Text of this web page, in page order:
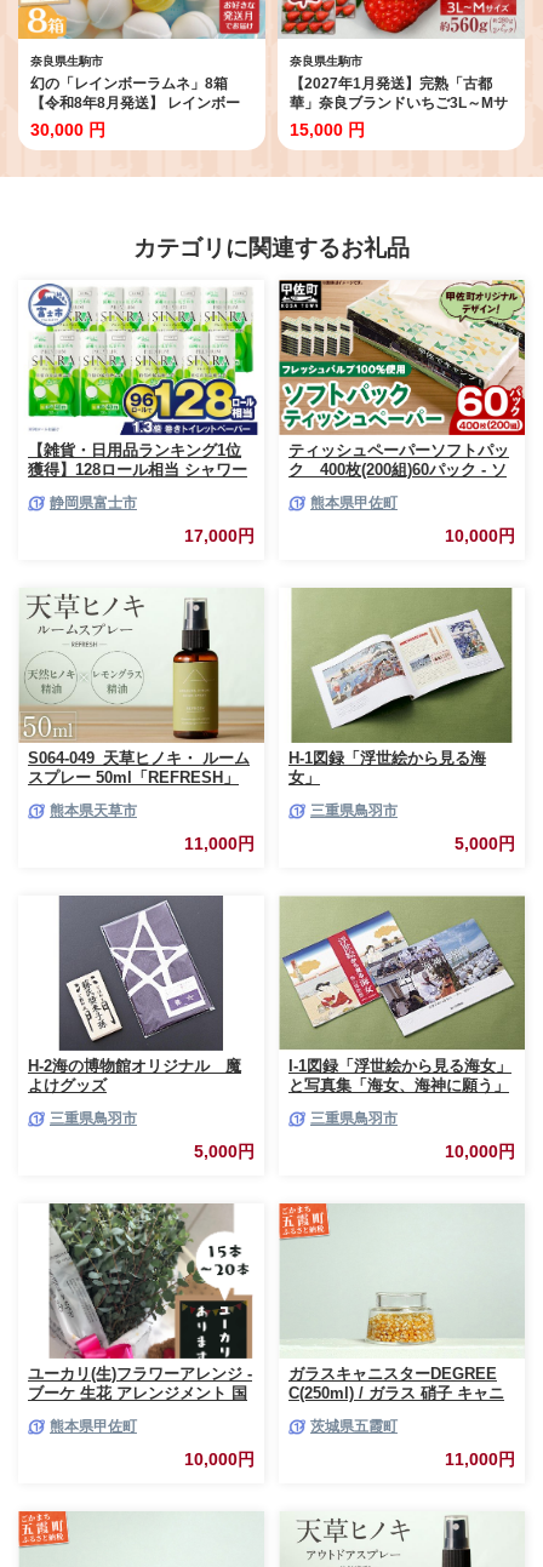
奈良県生駒市
幻の「レインボーラムネ」8箱
【令和8年8月発送】 レインボー
ラムネ 華やかな彩り インスタ映
え かわいい ラムネ 幻 ギフト 大人
数量限定 国産 製菓 菓子 やみつき
30,000 円
奈良県生駒市
【2027年1月発送】完熟「古都
華」奈良ブランドいちご3L～Mサ
イズ2パック 先行予約 ことか 甘
い 糖度 濃い 濃厚 果汁 香り 朝摘
くだもの ご褒美 ごほうび 贈答 贈
15,000 円
カテゴリに関連するお礼品
【雑貨・日用品ランキング1位
獲得】128ロール相当 シャワー
ー ダブル プレミアムシンラ 96
ロール (12R×8パック) 配達時間
指定可能 1.3倍巻き トイレット
ーパー 人気 おすすめ [sf001-
012]
静岡県富士市
17,000円
ティッシュペーパーソフトパッ
ク 400枚(200組)60パック - ソ
ー 生活用品 雑貨 日用品 必需品
紙 常備品 まとめ買い 備蓄 防災
ストック 熊本県 甲佐町【ZC】
熊本県甲佐町
10,000円
S064-049_天草ヒノキ・ ルーム
スプレー 50ml「REFRESH」
熊本県天草市
11,000円
H-1図録「浮世絵から見る海
女」
三重県鳥羽市
5,000円
H-2海の博物館オリジナル 魔
よけグッズ
三重県鳥羽市
5,000円
I-1図録「浮世絵から見る海女」
と写真集「海女、海神に願う」
三重県鳥羽市
10,000円
ユーカリ(生)フラワーアレンジ -
ブーケ 生花 アレンジメント 国
ンテリア 虫よけ作用 人気 おす
熊本県甲佐町
10,000円
ガラスキャニスターDEGREE
C(250ml) / ガラス 硝子 キャニ
耐熱 一生もの 職人 こだわり
JIDA デザインミュージアムセ
レクション 茨城県 五霞町
茨城県五霞町
11,000円